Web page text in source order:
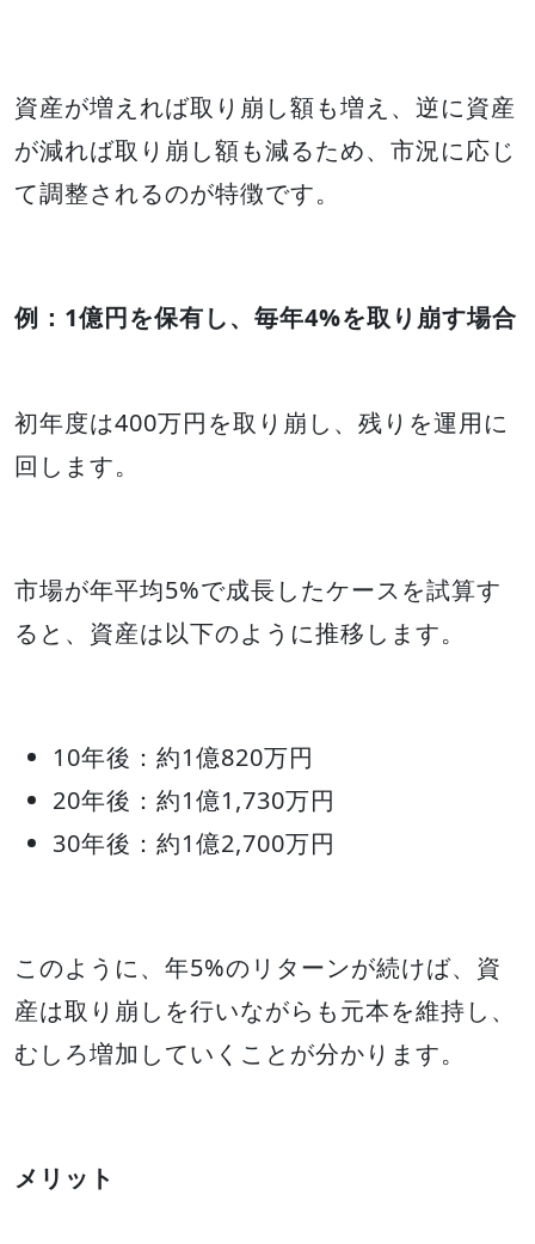
資産が増えれば取り崩し額も増え、逆に資産
が減れば取り崩し額も減るため、市況に応じ
て調整されるのが特徴です。
例：1億円を保有し、毎年4%を取り崩す場合
初年度は400万円を取り崩し、残りを運用に
回します。
市場が年平均5%で成長したケースを試算す
ると、資産は以下のように推移します。
10年後：約1億820万円
20年後：約1億1,730万円
30年後：約1億2,700万円
このように、年5%のリターンが続けば、資
産は取り崩しを行いながらも元本を維持し、
むしろ増加していくことが分かります。
メリット